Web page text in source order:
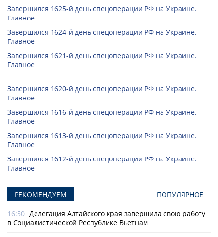
Завершился 1625-й день спецоперации РФ на Украине.
Главное
Завершился 1624-й день спецоперации РФ на Украине.
Главное
Завершился 1621-й день спецоперации РФ на Украине.
Главное
Завершился 1620-й день спецоперации РФ на Украине.
Главное
Завершился 1616-й день спецоперации РФ на Украине.
Главное
Завершился 1613-й день спецоперации РФ на Украине.
Главное
Завершился 1612-й день спецоперации РФ на Украине.
Главное
РЕКОМЕНДУЕМ ПОПУЛЯРНОЕ
16:50 Делегация Алтайского края завершила свою работу
в Социалистической Республике Вьетнам